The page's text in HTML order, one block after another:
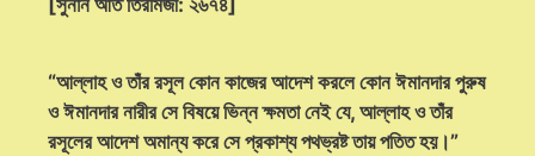
“আল্লাহ ও তাঁর রসূল কোন কাজের আদেশ করলে কোন ঈমানদার পুরুষ
ও ঈমানদার নারীর সে বিষয়ে ভিন্ন ক্ষমতা নেই যে, আল্লাহ ও তাঁর
রসূলের আদেশ অমান্য করে সে প্রকাশ্য পথভ্রষ্ট তায় পতিত হয়।”